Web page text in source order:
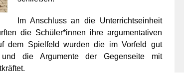
Im Anschluss an die Unterrichtseinheit
die Schüler*innen ihre argumentativen
dem Spielfeld wurden die im Vorfeld gut
und die Argumente der Gegenseite mit